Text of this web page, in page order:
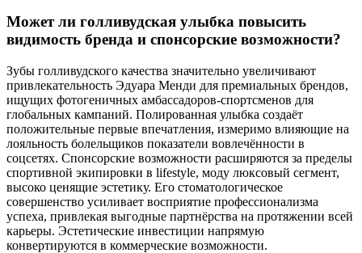
Может ли голливудская улыбка повысить
видимость бренда и спонсорские возможности?
Зубы голливудского качества значительно увеличивают
привлекательность Эдуара Менди для премиальных брендов,
ищущих фотогеничных амбассадоров-спортсменов для
глобальных кампаний. Полированная улыбка создаёт
положительные первые впечатления, измеримо влияющие на
лояльность болельщиков показатели вовлечённости в
соцсетях. Спонсорские возможности расширяются за пределы
спортивной экипировки в lifestyle, моду люксовый сегмент,
высоко ценящие эстетику. Его стоматологическое
совершенство усиливает восприятие профессионализма
успеха, привлекая выгодные партнёрства на протяжении всей
карьеры. Эстетические инвестиции напрямую
конвертируются в коммерческие возможности.